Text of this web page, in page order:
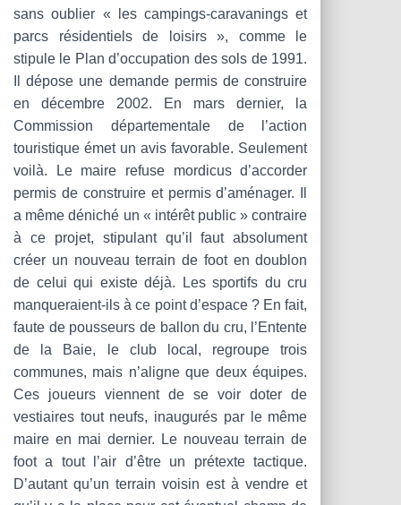
sans oublier « les campings-caravanings et
parcs résidentiels de loisirs », comme le
stipule le Plan d’occupation des sols de 1991.
Il dépose une demande permis de construire
en décembre 2002. En mars dernier, la
Commission départementale de l’action
touristique émet un avis favorable. Seulement
voilà. Le maire refuse mordicus d’accorder
permis de construire et permis d’aménager. Il
a même déniché un « intérêt public » contraire
à ce projet, stipulant qu’il faut absolument
créer un nouveau terrain de foot en doublon
de celui qui existe déjà. Les sportifs du cru
manqueraient-ils à ce point d’espace ? En fait,
faute de pousseurs de ballon du cru, l’Entente
de la Baie, le club local, regroupe trois
communes, mais n’aligne que deux équipes.
Ces joueurs viennent de se voir doter de
vestiaires tout neufs, inaugurés par le même
maire en mai dernier. Le nouveau terrain de
foot a tout l’air d’être un prétexte tactique.
D’autant qu’un terrain voisin est à vendre et